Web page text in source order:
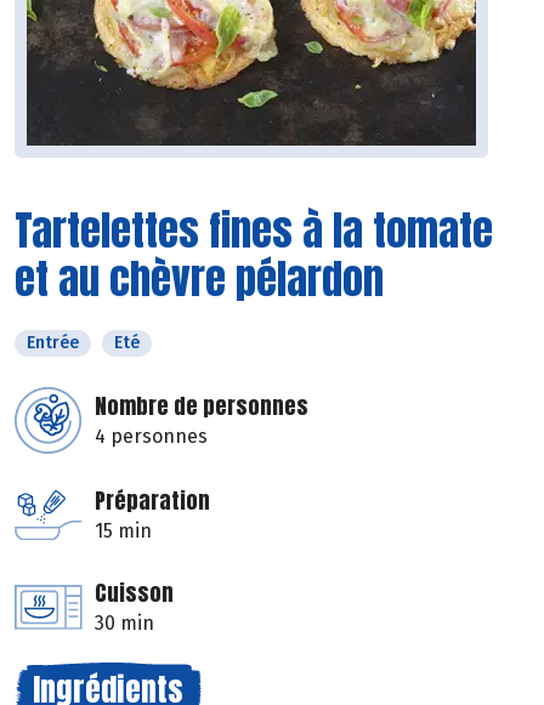
Tartelettes fines à la tomate
et au chèvre pélardon
Entrée Eté
Nombre de personnes
4 personnes
Préparation
15 min
Cuisson
30 min
Ingrédients